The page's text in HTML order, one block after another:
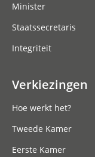
Minister
Staatssecretaris
Integriteit
Verkiezingen
Hoe werkt het?
Tweede Kamer
Eerste Kamer